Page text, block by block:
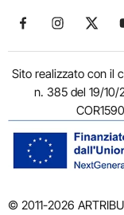
Seguici suSeguici su
Sito realizzato con il
n. 385 del 19/10/
© 2011-2026